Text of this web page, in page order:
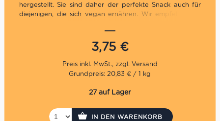
hergestellt. Sie sind daher der perfekte Snack auch für
diejenigen, die sich vegan ernähren. Wir empfehlen sie
3,75 €
Grundpreis: 20,83 € / 1 kg
27 auf Lager
IN DEN WARENKORB